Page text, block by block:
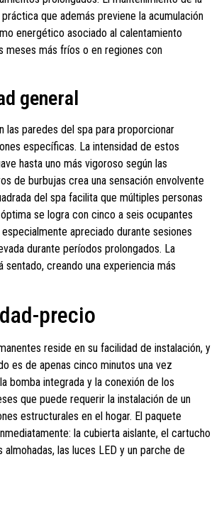
que además previene la acumulación
energético asociado al calentamiento
meses más fríos o en regiones con
general
paredes del spa para proporcionar
específicas. La intensidad de estos
hasta uno más vigoroso según las
de burbujas crea una sensación envolvente
del spa facilita que múltiples personas
se logra con cinco a seis ocupantes
apreciado durante sesiones
durante períodos prolongados. La
creando una experiencia más
precio
reside en su facilidad de instalación, y
es de apenas cinco minutos una vez
bomba integrada y la conexión de los
que puede requerir la instalación de un
estructurales en el hogar. El paquete
la cubierta aislante, el cartucho
las luces LED y un parche de